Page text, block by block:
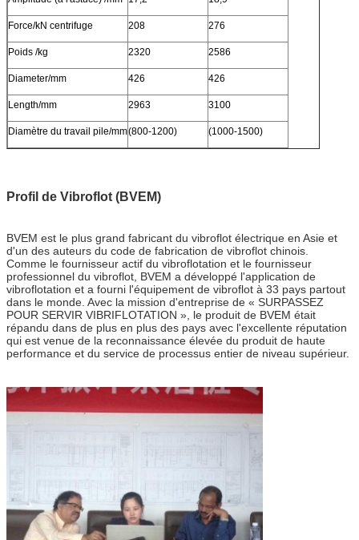
Force/kN centrifuge 208 276
Poids /kg 2320 2586
Diameter/mm 426 426
Length/mm 2963 3100
Diamètre du travail pile/mm(800-1200) (1000-1500)
Profil de Vibroflot (BVEM)
BVEM est le plus grand fabricant du vibroflot électrique en Asie et
d'un des auteurs du code de fabrication de vibroflot chinois.
Comme le fournisseur actif du vibroflotation et le fournisseur
professionnel du vibroflot, BVEM a développé l'application de
vibroflotation et a fourni l'équipement de vibroflot à 33 pays partout
dans le monde. Avec la mission d'entreprise de « SURPASSEZ
POUR SERVIR VIBRIFLOTATION », le produit de BVEM était
répandu dans de plus en plus des pays avec l'excellente réputation
qui est venue de la reconnaissance élevée du produit de haute
performance et du service de processus entier de niveau supérieur.